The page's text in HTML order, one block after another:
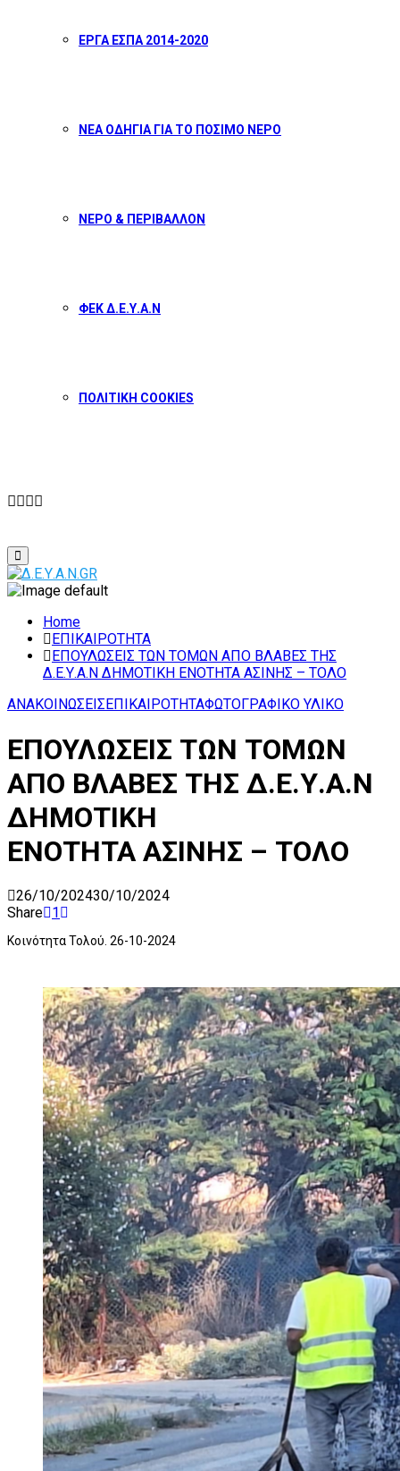
ΕΡΓΑ ΕΣΠΑ 2014-2020
ΝΕΑ ΟΔΗΓΙΑ ΓΙΑ ΤΟ ΠΟΣΙΜΟ ΝΕΡΟ
ΝΕΡΟ & ΠΕΡΙΒΑΛΛΟΝ
ΦΕΚ Δ.Ε.Υ.Α.Ν
ΠΟΛΙΤΙΚΗ COOKIES
Facebook
Twitter
Instagram
Primary
Menu
Home
ΕΠΙΚΑΙΡΟΤΗΤΑ
ΕΠΟΥΛΩΣΕΙΣ ΤΩΝ ΤΟΜΩΝ ΑΠΟ ΒΛΑΒΕΣ ΤΗΣ
Δ.Ε.Υ.Α.Ν ΔΗΜΟΤΙΚΗ ΕΝΟΤΗΤΑ ΑΣΙΝΗΣ – ΤΟΛΟ
ΑΝΑΚΟΙΝΩΣΕΙΣ ΕΠΙΚΑΙΡΟΤΗΤΑΦΩΤΟΓΡΑΦΙΚΟ ΥΛΙΚΟ
ΕΠΟΥΛΩΣΕΙΣ ΤΩΝ ΤΟΜΩΝ
ΑΠΟ ΒΛΑΒΕΣ ΤΗΣ Δ.Ε.Υ.Α.Ν
ΔΗΜΟΤΙΚΗ
ΕΝΟΤΗΤΑ ΑΣΙΝΗΣ – ΤΟΛΟ
26/10/202430/10/2024
Share 1
Κοινότητα Τολού. 26-10-2024